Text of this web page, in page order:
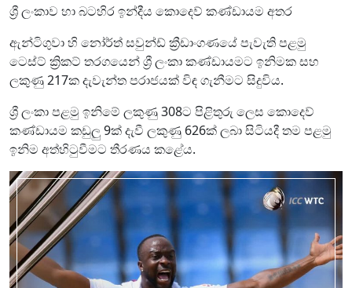
ශ්‍රී ලංකාව හා බටහිර ඉන්දීය කොදෙව් කණ්ඩායම අතර
ඇන්ටිගුවා හි නෝර්ත් සවුන්ඩ් ක්‍රීඩාංගණයේ පැවැති පළමු
ටෙස්ට් ක්‍රිකට් තරගයෙන් ශ්‍රී ලංකා කණ්ඩායමට ඉනිමක සහ
ලකුණු 217ක දැවැන්ත පරාජයක් විඳ ගැනීමට සිදුවිය.
ශ්‍රී ලංකා පළමු ඉනිමේ ලකුණු 308ට පිළිතුරු ලෙස කොදෙව්
කණ්ඩායම කඩුලු 9ක් දැවී ලකුණු 626ක් ලබා සිටියදී තම පළමු
ඉනිම අත්හිටුවීමට තීරණය කළේය.